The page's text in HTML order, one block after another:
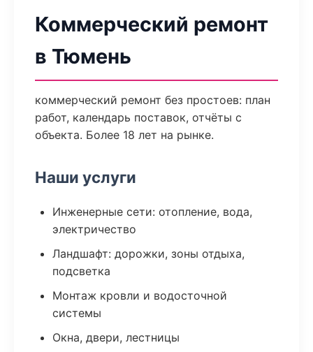
Коммерческий ремонт
в Тюмень
коммерческий ремонт без простоев: план
работ, календарь поставок, отчёты с
объекта. Более 18 лет на рынке.
Наши услуги
Инженерные сети: отопление, вода,
электричество
Ландшафт: дорожки, зоны отдыха,
подсветка
Монтаж кровли и водосточной
системы
Окна, двери, лестницы